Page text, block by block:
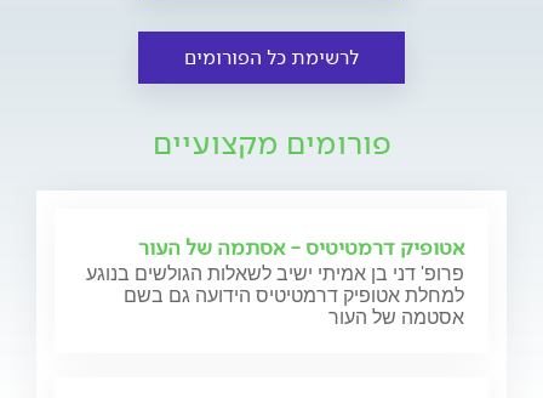
לרשימת כל הפורומים
פורומים מקצועיים
אטופיק דרמטיטיס - אסתמה של העור
פרופ' דני בן אמיתי ישיב לשאלות הגולשים בנוגע
למחלת אטופיק דרמטיטיס הידועה גם בשם
אסטמה של העור